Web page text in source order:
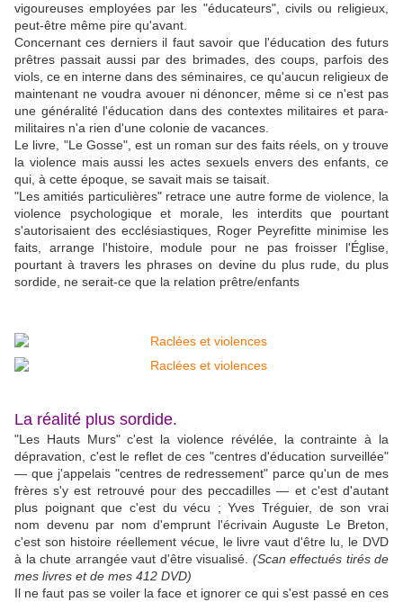
vigoureuses employées par les "éducateurs", civils ou religieux,
peut-être même pire qu'avant.
Concernant ces derniers il faut savoir que l'éducation des futurs
prêtres passait aussi par des brimades, des coups, parfois des
viols, ce en interne dans des séminaires, ce qu'aucun religieux de
maintenant ne voudra avouer ni dénoncer, même si ce n'est pas
une généralité l'éducation dans des contextes militaires et para-
militaires n'a rien d'une colonie de vacances.
Le livre, "Le Gosse", est un roman sur des faits réels, on y trouve
la violence mais aussi les actes sexuels envers des enfants, ce
qui, à cette époque, se savait mais se taisait.
"Les amitiés particulières" retrace une autre forme de violence, la
violence psychologique et morale, les interdits que pourtant
s'autorisaient des ecclésiastiques, Roger Peyrefitte minimise les
faits, arrange l'histoire, module pour ne pas froisser l'Église,
pourtant à travers les phrases on devine du plus rude, du plus
sordide, ne serait-ce que la relation prêtre/enfants
La réalité plus sordide.
"Les Hauts Murs" c'est la violence révélée, la contrainte à la
dépravation, c'est le reflet de ces "centres d'éducation surveillée"
— que j'appelais "centres de redressement" parce qu'un de mes
frères s'y est retrouvé pour des peccadilles — et c'est d'autant
plus poignant que c'est du vécu ; Yves Tréguier, de son vrai
nom devenu par nom d'emprunt l'écrivain Auguste Le Breton,
c'est son histoire réellement vécue, le livre vaut d'être lu, le DVD
à la chute arrangée vaut d'être visualisé. (Scan effectués tirés de
mes livres et de mes 412 DVD)
Il ne faut pas se voiler la face et ignorer ce qui s'est passé en ces